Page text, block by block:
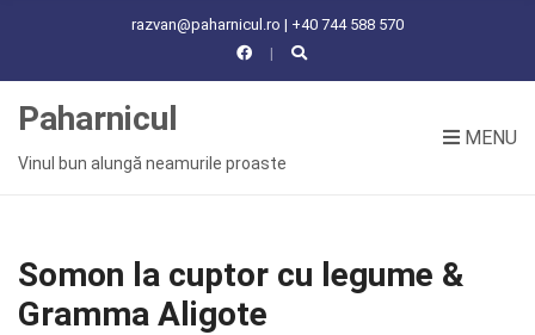
razvan@paharnicul.ro | +40 744 588 570
R
Paharnicul
Vinul bun alungă neamurile proaste
MENU
Somon la cuptor cu legume &
Gramma Aligote